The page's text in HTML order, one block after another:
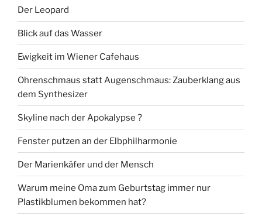
Der Leopard
Blick auf das Wasser
Ewigkeit im Wiener Cafehaus
Ohrenschmaus statt Augenschmaus: Zauberklang aus
dem Synthesizer
Skyline nach der Apokalypse ?
Fenster putzen an der Elbphilharmonie
Der Marienkäfer und der Mensch
Warum meine Oma zum Geburtstag immer nur
Plastikblumen bekommen hat?